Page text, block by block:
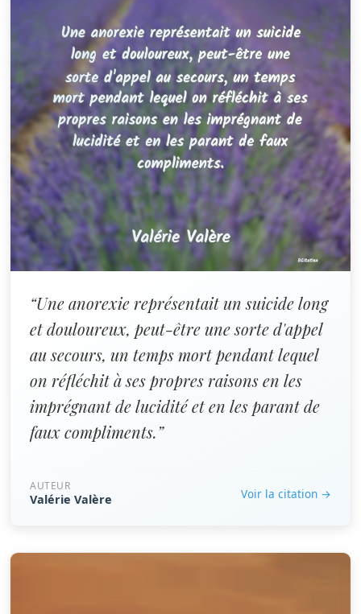
“Une anorexie représentait un suicide long
et douloureux, peut-être une sorte d'appel
au secours, un temps mort pendant lequel
on réfléchit à ses propres raisons en les
imprégnant de lucidité et en les parant de
faux compliments.”
AUTEUR
Valérie Valère Voir la citation →